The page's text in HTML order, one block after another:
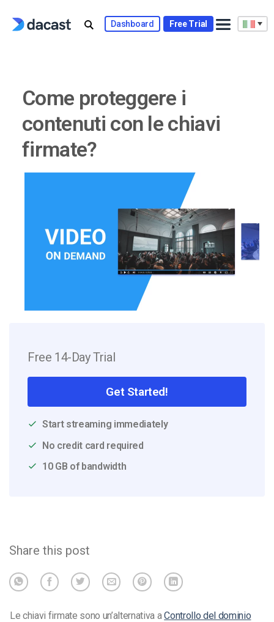
Dashboard Free Trial
Come proteggere i
contenuti con le chiavi
firmate?
Free 14-Day Trial
Get Started!
Start streaming immediately
No credit card required
10 GB of bandwidth
Share this post
Le chiavi firmate sono un’alternativa aControllo del dominio